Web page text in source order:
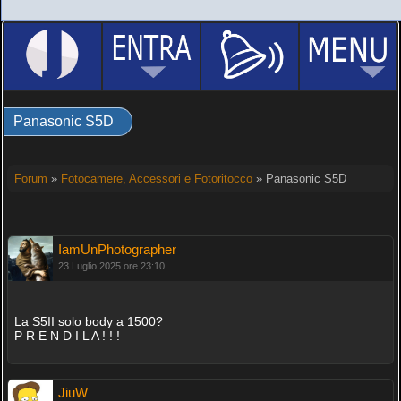
Panasonic S5D
Forum » Fotocamere, Accessori e Fotoritocco» Panasonic S5D
IamUnPhotographer
23 Luglio 2025 ore 23:10
La S5II solo body a 1500?
P R E N D I L A ! ! !
JiuW